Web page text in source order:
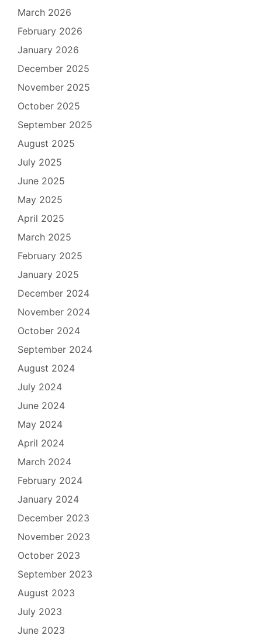
March 2026
February 2026
January 2026
December 2025
November 2025
October 2025
September 2025
August 2025
July 2025
June 2025
May 2025
April 2025
March 2025
February 2025
January 2025
December 2024
November 2024
October 2024
September 2024
August 2024
July 2024
June 2024
May 2024
April 2024
March 2024
February 2024
January 2024
December 2023
November 2023
October 2023
September 2023
August 2023
July 2023
June 2023